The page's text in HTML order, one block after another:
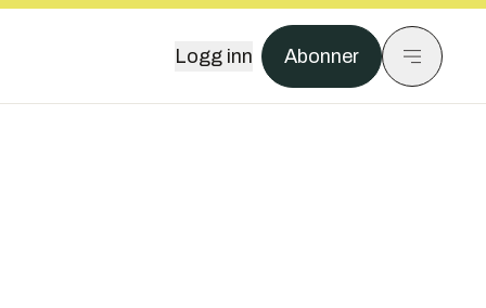
Logg inn Abonner